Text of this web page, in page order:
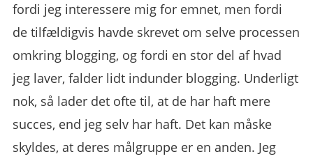
fordi jeg interessere mig for emnet, men fordi
de tilfældigvis havde skrevet om selve processen
omkring blogging, og fordi en stor del af hvad
jeg laver, falder lidt indunder blogging. Underligt
nok, så lader det ofte til, at de har haft mere
succes, end jeg selv har haft. Det kan måske
skyldes, at deres målgruppe er en anden. Jeg